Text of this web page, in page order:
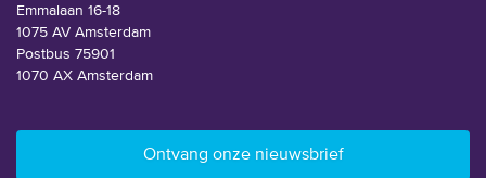
Emmalaan 16-18
1075 AV Amsterdam
Postbus 75901
1070 AX Amsterdam